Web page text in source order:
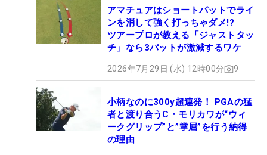
アマチュアはショートパットでライ
ンを消して強く打っちゃダメ!?
ツアープロが教える「ジャストタッ
チ」なら3パットが激減するワケ
2026年7月29日 (水) 12時00分 9
小柄なのに300y超連発！ PGAの猛
者と渡り合うC・モリカワが“ウィ
ークグリップ”と”掌屈”を行う納得
の理由